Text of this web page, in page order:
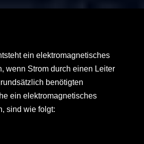
ein elektromagnetisches
wenn Strom durch einen Leiter
benötigten
ein elektromagnetisches
sind wie folgt: